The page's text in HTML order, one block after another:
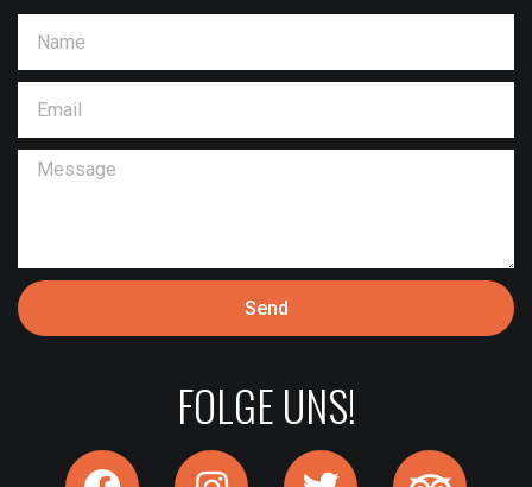
Send
FOLGE UNS!